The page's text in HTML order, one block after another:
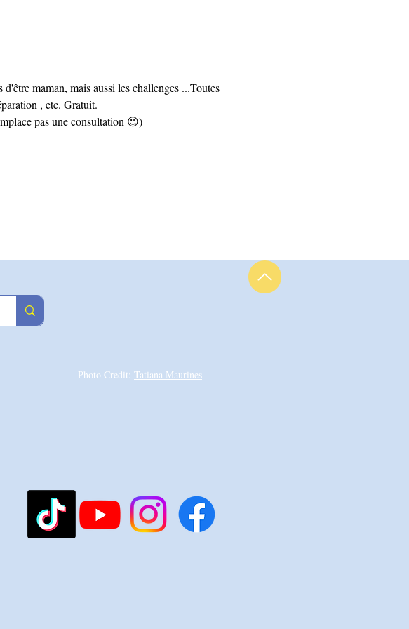
maman, mais aussi les challenges ...Toutes
, etc. Gratuit.
pas une consultation 😉)
Photo Credit: Tatiana Maurines